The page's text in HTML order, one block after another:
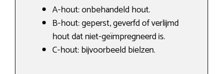
A-hout: onbehandeld hout.
B-hout: geperst, geverfd of verlijmd
hout dat niet-geïmpregneerd is.
C-hout: bijvoorbeeld bielzen.